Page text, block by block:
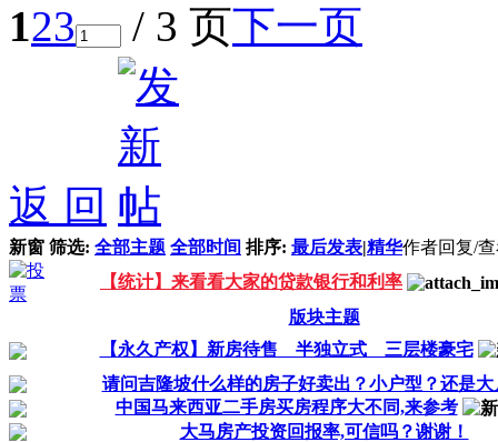
123 / 3 页下一页
返 回
新窗 筛选: 全部主题 全部时间 排序: 最后发表|精华作者回复/
【统计】来看看大家的贷款银行和利率
版块主题
【永久产权】新房待售 半独立式 三层楼豪宅
请问吉隆坡什么样的房子好卖出？小户型？还是大
中国马来西亚二手房买房程序大不同,来参考
大马房产投资回报率,可信吗？谢谢！